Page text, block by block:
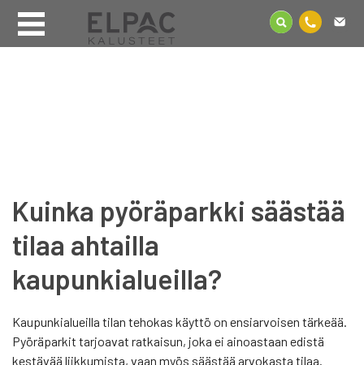
Kuinka pyöräparkki säästää
tilaa ahtailla
kaupunkialueilla?
Kaupunkialueilla tilan tehokas käyttö on ensiarvoisen tärkeää.
Pyöräparkit tarjoavat ratkaisun, joka ei ainoastaan edistä
kestävää liikkumista, vaan myös säästää arvokasta tilaa.